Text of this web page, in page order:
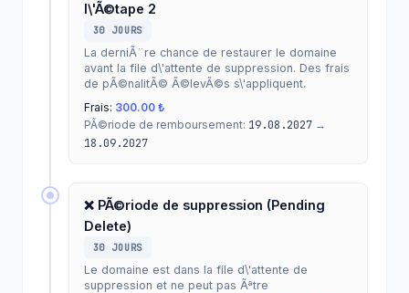
l\'Ã©tape 2
30 JOURS
La derniÃ¨re chance de restaurer le domaine
avant la file d\'attente de suppression. Des frais
de pÃ©nalitÃ© Ã©levÃ©s s\'appliquent.
Frais: 300.00 ₺
PÃ©riode de remboursement: 19.08.2027 →
18.09.2027
❌ PÃ©riode de suppression (Pending
Delete)
30 JOURS
Le domaine est dans la file d\'attente de
suppression et ne peut pas Ãªtre